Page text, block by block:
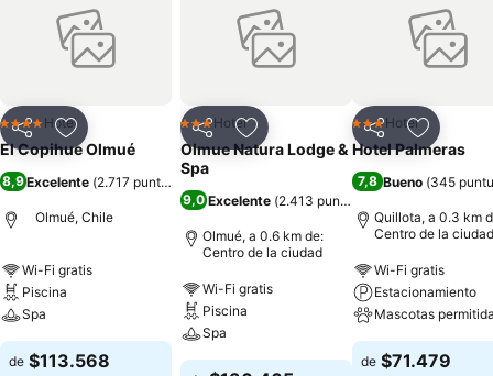
la hora del té, como platos típicos chilenos aplaudidos por
entendidos. El almuerzo buffet de fines de semana, complementa y
da mayor realce a la estadía en las lindas y acogedoras
los 3 hermanos, nietos de los fundadores, manteniéndolo vigente y
renovado, siempre ofreciendo novedades que hagan la propuesta
un lugar ideal para su descanso, relajación, vida en familia, o
actividades empresariales.
CompartirAgregar a favoritos
4 EstrellasHotel
El Copihue Olmué
8,9Excelente (2.717 puntuaciones
Olmué, Chile
Wi-Fi gratis
Piscina
Spa
de $113.568
CompartirAgregar a favoritos
3 Estrellas
Hotel
Olmue Natura Lodge &
Spa
9,0 Excelente (2.413 puntuaciones
Olmué, a 0.6 km de:
Centro de la ciudad
Wi-Fi gratis
Piscina
Spa
CompartirAgregar
3 Estrellas
Hotel
Hotel Palmeras
7,8 Bueno (345
Quillota, a 0.3 km
Centro de la ciudad
Wi-Fi gratis
Estacionamiento
Mascotas
de $71.479